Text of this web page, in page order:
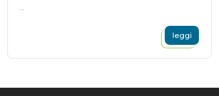
...
leggi